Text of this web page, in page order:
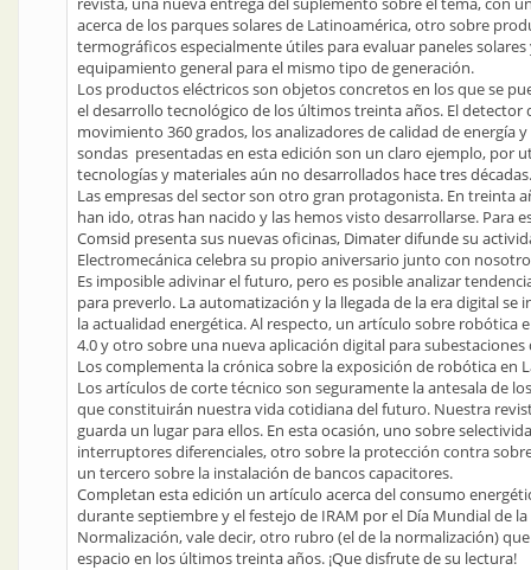
acerca de los parques solares de Latinoamérica, otro sobre
termográficos especialmente útiles para evaluar paneles
equipamiento general para el mismo tipo de generación.
Los productos eléctricos son objetos concretos en los que se
el desarrollo tecnológico de los últimos treinta años. El detector
movimiento 360 grados, los analizadores de calidad de energía y
sondas presentadas en esta edición son un claro ejemplo, por
tecnologías y materiales aún no desarrollados hace tres décadas.
Las empresas del sector son otro gran protagonista. En treinta
han ido, otras han nacido y las hemos visto desarrollarse. Para
Comsid presenta sus nuevas oficinas, Dimater difunde su
Electromecánica celebra su propio aniversario junto con
Es imposible adivinar el futuro, pero es posible analizar
para preverlo. La automatización y la llegada de la era digital se
la actualidad energética. Al respecto, un artículo sobre robótica
4.0 y otro sobre una nueva aplicación digital para subestaciones
Los complementa la crónica sobre la exposición de robótica en
Los artículos de corte técnico son seguramente la antesala de
que constituirán nuestra vida cotidiana del futuro. Nuestra
guarda un lugar para ellos. En esta ocasión, uno sobre
interruptores diferenciales, otro sobre la protección contra
un tercero sobre la instalación de bancos capacitores.
Completan esta edición un artículo acerca del consumo
durante septiembre y el festejo de IRAM por el Día Mundial de la
Normalización, vale decir, otro rubro (el de la normalización)
espacio en los últimos treinta años. ¡Que disfrute de su lectura!